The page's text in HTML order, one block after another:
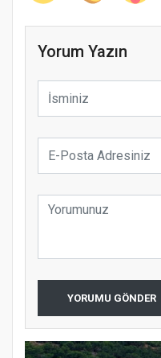
Yorum Yazın
YORUMU GÖNDER